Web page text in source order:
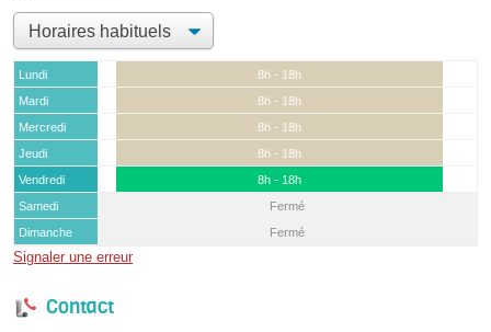
Lundi
8h - 18h
Mardi
8h - 18h
Mercredi
8h - 18h
Jeudi
8h - 18h
Vendredi
8h - 18h
Samedi
Fermé
Dimanche
Fermé
Signaler une erreur
Contact